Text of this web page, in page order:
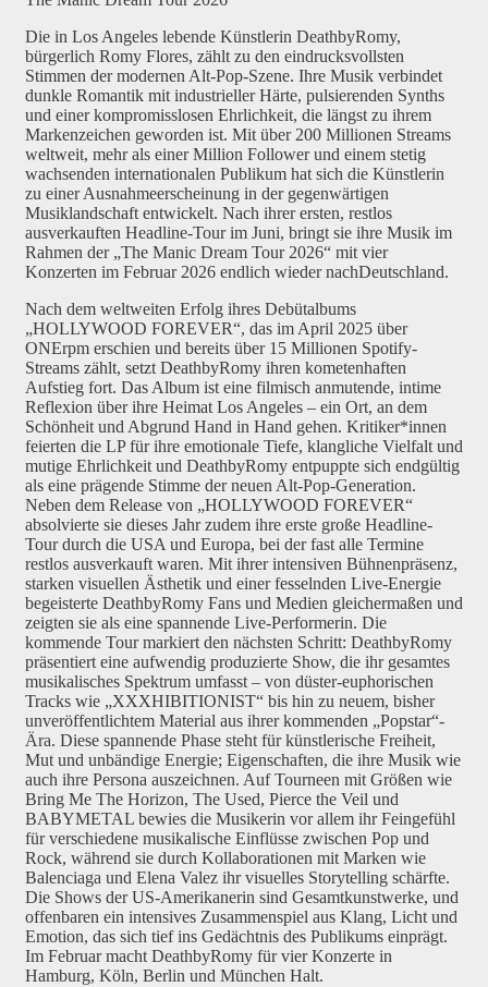
Die in Los Angeles lebende Künstlerin DeathbyRomy,
bürgerlich Romy Flores, zählt zu den eindrucksvollsten
Stimmen der modernen Alt-Pop-Szene. Ihre Musik verbindet
dunkle Romantik mit industrieller Härte, pulsierenden Synths
und einer kompromisslosen Ehrlichkeit, die längst zu ihrem
Markenzeichen geworden ist. Mit über 200 Millionen Streams
weltweit, mehr als einer Million Follower und einem stetig
wachsenden internationalen Publikum hat sich die Künstlerin
zu einer Ausnahmeerscheinung in der gegenwärtigen
Musiklandschaft entwickelt. Nach ihrer ersten, restlos
ausverkauften Headline-Tour im Juni, bringt sie ihre Musik im
Rahmen der „The Manic Dream Tour 2026“ mit vier
Konzerten im Februar 2026 endlich wieder nachDeutschland.
Nach dem weltweiten Erfolg ihres Debütalbums
„HOLLYWOOD FOREVER“, das im April 2025 über
ONErpm erschien und bereits über 15 Millionen Spotify-
Streams zählt, setzt DeathbyRomy ihren kometenhaften
Aufstieg fort. Das Album ist eine filmisch anmutende, intime
Reflexion über ihre Heimat Los Angeles – ein Ort, an dem
Schönheit und Abgrund Hand in Hand gehen. Kritiker*innen
feierten die LP für ihre emotionale Tiefe, klangliche Vielfalt und
mutige Ehrlichkeit und DeathbyRomy entpuppte sich endgültig
als eine prägende Stimme der neuen Alt-Pop-Generation.
Neben dem Release von „HOLLYWOOD FOREVER“
absolvierte sie dieses Jahr zudem ihre erste große Headline-
Tour durch die USA und Europa, bei der fast alle Termine
restlos ausverkauft waren. Mit ihrer intensiven Bühnenpräsenz,
starken visuellen Ästhetik und einer fesselnden Live-Energie
begeisterte DeathbyRomy Fans und Medien gleichermaßen und
zeigten sie als eine spannende Live-Performerin. Die
kommende Tour markiert den nächsten Schritt: DeathbyRomy
präsentiert eine aufwendig produzierte Show, die ihr gesamtes
musikalisches Spektrum umfasst – von düster-euphorischen
Tracks wie „XXXHIBITIONIST“ bis hin zu neuem, bisher
unveröffentlichtem Material aus ihrer kommenden „Popstar“-
Ära. Diese spannende Phase steht für künstlerische Freiheit,
Mut und unbändige Energie; Eigenschaften, die ihre Musik wie
auch ihre Persona auszeichnen. Auf Tourneen mit Größen wie
Bring Me The Horizon, The Used, Pierce the Veil und
BABYMETAL bewies die Musikerin vor allem ihr Feingefühl
für verschiedene musikalische Einflüsse zwischen Pop und
Rock, während sie durch Kollaborationen mit Marken wie
Balenciaga und Elena Valez ihr visuelles Storytelling schärfte.
Die Shows der US-Amerikanerin sind Gesamtkunstwerke, und
offenbaren ein intensives Zusammenspiel aus Klang, Licht und
Emotion, das sich tief ins Gedächtnis des Publikums einprägt.
Im Februar macht DeathbyRomy für vier Konzerte in
Hamburg, Köln, Berlin und München Halt.